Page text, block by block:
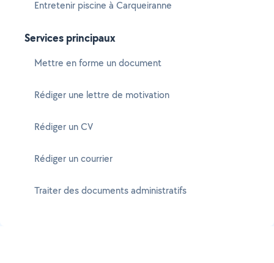
Entretenir piscine à Carqueiranne
Services principaux
Mettre en forme un document
Rédiger une lettre de motivation
Rédiger un CV
Rédiger un courrier
Traiter des documents administratifs